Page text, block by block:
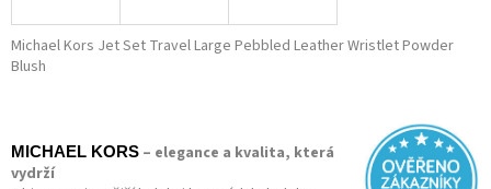
Michael Kors Jet Set Travel Large Pebbled Leather Wristlet Powder
Blush
MICHAEL KORS – elegance a kvalita, která
vydrží